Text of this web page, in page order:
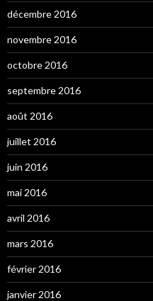
décembre 2016
novembre 2016
octobre 2016
septembre 2016
août 2016
juillet 2016
juin 2016
mai 2016
avril 2016
mars 2016
février 2016
janvier 2016